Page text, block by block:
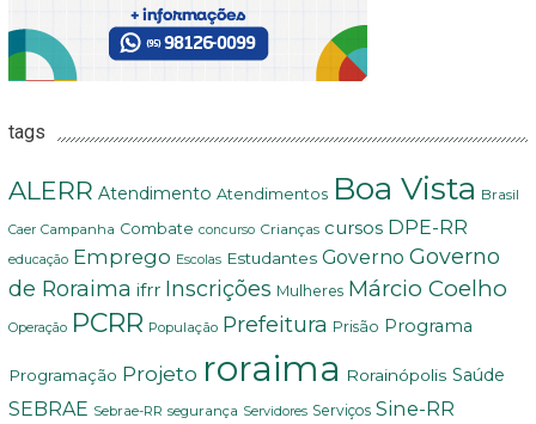
tags
ALERR Atendimento Atendimentos Boa Vista Brasil
Caer Campanha Combate concurso Crianças cursos DPE-RR
educação Emprego Escolas Estudantes Governo Governo
de Roraima ifrr Inscrições Mulheres Márcio Coelho
Operação PCRR População Prefeitura Prisão Programa
Programação Projeto roraima Rorainópolis Saúde
SEBRAE Sebrae-RR segurança Servidores Serviços Sine-RR